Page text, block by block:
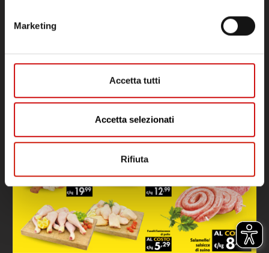
Marketing
Accetta tutti
Accetta selezionati
Rifiuta